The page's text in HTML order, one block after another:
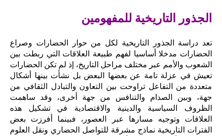
الجذور التاريخية للمفهومين
تعد دراسة الجذور التاريخية لكل من حوار الحضارات وصراع
الحضارات مدخلا أساسيا لفهم طبيعة العلاقات التي ربطت بين
الشعوب والأمم عبر مختلف مراحل التاريخ، إذ لم تكن الحضارات
تعيش في عزلة تامة عن بعضها البعض بل نشأت بينها أشكال
متعددة من التفاعل تراوحت بين التعاون والتبادل الثقافي من
جهة، وبين الصدام والتنافس من جهة أخرى، وقد ساهمت
الظروف السياسية والدينية والاقتصادية في تشكيل هذه
العلاقات وتوجيه مسارها عبر العصور، فبينما أفرزت بعض
الفترات التاريخية نماذج مشرقة للتواصل الحضاري ونقل العلوم